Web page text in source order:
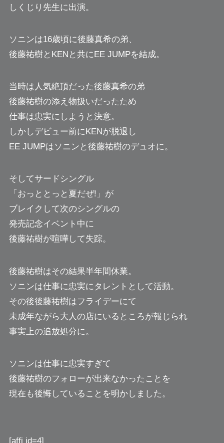
しくじり先生に出演。
ソニンは16歳頃に後藤真希の弟、
後藤祐樹とKENと共にEE JUMPを結成。
当時は人気絶頂だった後藤真希の弟
後藤祐樹の添え物扱いだったため
仕事は忠実にしようと決意。
しかしデビュー前にKENが脱退し
EE JUMPはソニンと後藤祐樹のデュオに。
そしてサードシングル
「おっととっと夏だぜ!」が
ブレイクして次のシングルの
発売記念イベント中に
後藤祐樹が喧嘩して失踪。
後藤祐樹はその結果半年間休業。
ソニンは仕事に忠実にタレントとして活動。
その後後藤祐樹はフライデーにて
未成年ながら大人の店にいるところが報じられ
事実上の追放処分に。
ソニンは仕事に忠実すぎて
後藤祐樹のフォローが出来なかったことを
現在も後悔していることを明かしました。
[affi id=4]